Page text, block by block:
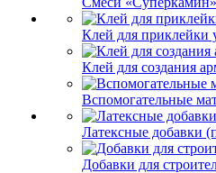
Клей для приклейки
Клей для создания
Вспомогательные
Латексные добавки
Добавки для